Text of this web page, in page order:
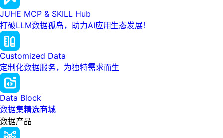
JUHE MCP & SKILL Hub
打破LLM数据孤岛，助力AI应用生态发展！
Customized Data
定制化数据服务，为独特需求而生
Data Block
数据集精选商城
数据产品